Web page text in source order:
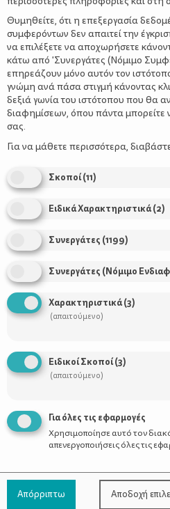
ΙΝΟΜΥΩΜΑΤΑ: Καλοήθεις
«παρείσακτοι» όγκοι
Διακοπές και κύηση: Με
επιφύλαξη… Ναι!
Θυμηθείτε, ότι η επεξεργασία
συμφερόντων δεν απαιτεί την
να επιλέξετε να αποχωρήσετε
κάτω από 'Συνεργάτες (Νόμιμο
επηρεάζουν μόνο αυτόν τον
γνώμη ανά πάσα στιγμή κάνοντας
δεξιά γωνία του ιστότοπου που θα
διαφημίσεων, όπου πάντα μπορείτε
σας.
Για να μάθετε περισσότερα,
Σκοποί(11)
Ειδικά Χαρακτηριστικά(2)
Συνεργάτες (1199)
Συνεργάτες (Νόμιμο
Χαρακτηριστικά(3)
(απαιτούμενο)
Ειδικοί Σκοποί(3)
(απαιτούμενο)
Για όλες τις εφαρμογές
Χρησιμοποίησε αυτό τον
απενεργοποιήσεις όλες τις
Απόρριπτω Αποδοχή